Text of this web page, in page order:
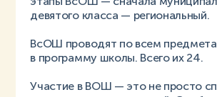
девятого класса — региональный.
ВсОШ проводят по всем
в программу школы. Всего их 24.
Участие в ВОШ — это не просто